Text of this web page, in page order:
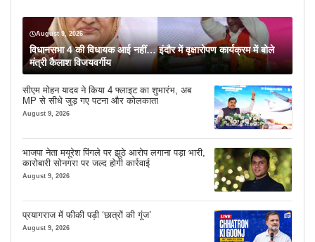
August 9, 2026
विधानसभा 4 की विधायक आई नहीं… इंदौर में वृक्षारोपण कार्यक्रम में बोले
मंत्री कैलाश विजयवर्गीय
सीएम मोहन यादव ने किया 4 फ्लाइट का शुभारंभ, अब
MP से सीधे जुड़ गए पटना और कोलकाता
August 9, 2026
भाजपा नेता मयूरेश पिंगले पर झूठे आरोप लगाना पड़ा भारी,
कारोबारी सोनगरा पर जल्द होगी कार्रवाई
August 9, 2026
प्रयागराज में फीकी पड़ी ‘छात्रों की गूंज’
August 9, 2026